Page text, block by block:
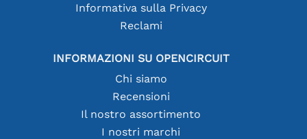
Informativa sulla Privacy
Reclami
INFORMAZIONI SU OPENCIRCUIT
Chi siamo
Recensioni
Il nostro assortimento
I nostri marchi